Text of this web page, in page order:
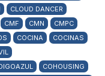
CLOUD DANCER
CMF CMN
CMPC
COCINA
COCINAS
COHOUSING